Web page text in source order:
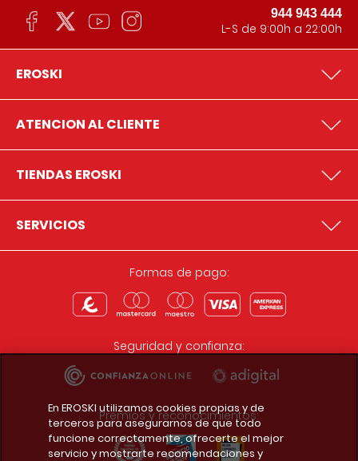
944 943 444
L-S de 9:00h a 22:00h
EROSKI
ATENCION AL CLIENTE
TIENDAS EROSKI
SERVICIOS
Formas de pago:
Seguridad y confianza:
Premios y reconocimientos:
En EROSKI utilizamos cookies propias y de
terceros para asegurarnos de que todo
funcione correctamente, ofrecerte el mejor
servicio y mostrarte recomendaciones y